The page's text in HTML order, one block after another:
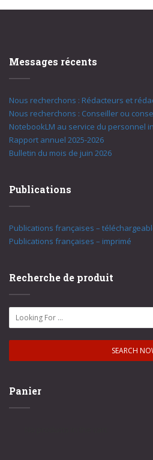
Messages récents
Nous recherchons : Rédacteurs et
Nous recherchons : Conseiller ou
NotebookLM au service du personnel
Rapport annuel 2025-2026
Bulletin du mois de juin 2026
Publications
Publications françaises –
Publications françaises – imprimé
Recherche de produit
Panier